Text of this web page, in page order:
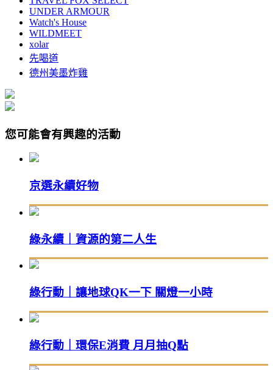
UNDER ARMOUR
Watch's House
WILDMEET
xolar
先喝道
德州美墨炸雞
您可能會有興趣的活動
京選永續好物
綠永續｜資源的第二人生
綠行動｜讓地球QK一下 關燈一小時
綠行動｜環保E消費 月月抽Q點